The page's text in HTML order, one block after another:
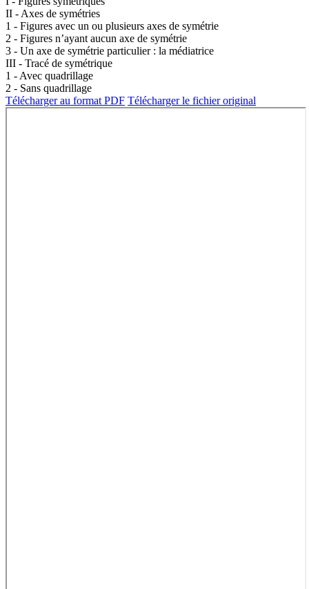
II - Axes de symétries
1 - Figures avec un ou plusieurs axes de symétrie
2 - Figures n’ayant aucun axe de symétrie
3 - Un axe de symétrie particulier : la médiatrice
III - Tracé de symétrique
1 - Avec quadrillage
2 - Sans quadrillage
Télécharger au format PDF Télécharger le fichier original